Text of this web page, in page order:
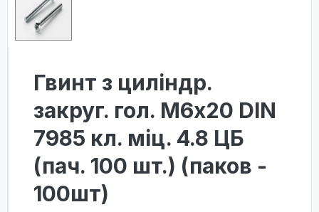
Гвинт з циліндр.
закруг. гол. М6х20 DIN
7985 кл. міц. 4.8 ЦБ
(пач. 100 шт.) (паков -
100шт)